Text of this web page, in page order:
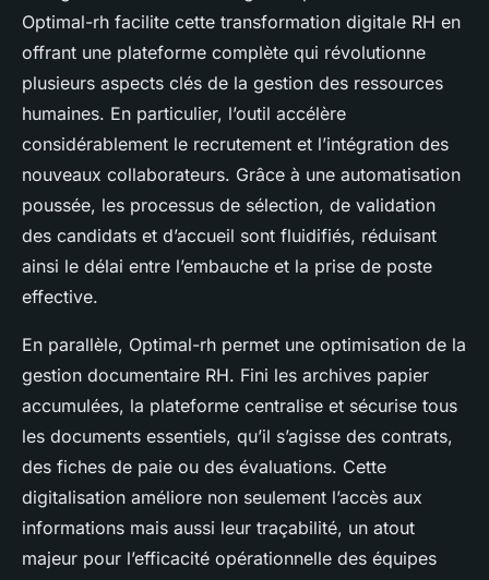
Optimal-rh facilite cette transformation digitale RH en
offrant une plateforme complète qui révolutionne
plusieurs aspects clés de la gestion des ressources
humaines. En particulier, l’outil accélère
considérablement le recrutement et l’intégration des
nouveaux collaborateurs. Grâce à une automatisation
poussée, les processus de sélection, de validation
des candidats et d’accueil sont fluidifiés, réduisant
ainsi le délai entre l’embauche et la prise de poste
effective.
En parallèle, Optimal-rh permet une optimisation de la
gestion documentaire RH. Fini les archives papier
accumulées, la plateforme centralise et sécurise tous
les documents essentiels, qu’il s’agisse des contrats,
des fiches de paie ou des évaluations. Cette
digitalisation améliore non seulement l’accès aux
informations mais aussi leur traçabilité, un atout
majeur pour l’efficacité opérationnelle des équipes